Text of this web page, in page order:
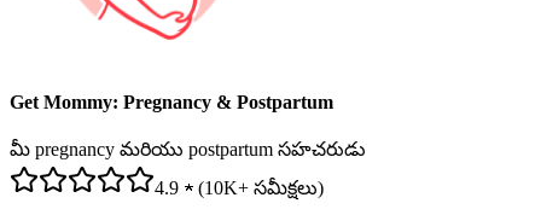
Get Mommy: Pregnancy & Postpartum
మీ pregnancy మరియు postpartum సహచరుడు
4.9 ★ (10K+ సమీక్షలు)